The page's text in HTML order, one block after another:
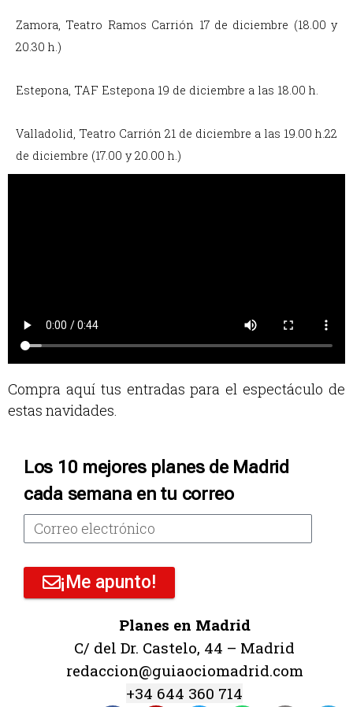
Zamora, Teatro Ramos Carrión 17 de diciembre (18.00 y
20.30 h.)
Estepona, TAF Estepona 19 de diciembre a las 18.00 h.
Valladolid, Teatro Carrión 21 de diciembre a las 19.00 h.22
de diciembre (17.00 y 20.00 h.)
Compra aquítus entradas para el espectáculo de
estas navidades.
Los 10 mejores planes de Madrid
cada semana en tu correo
¡Me apunto!
Planes en Madrid
C/ del Dr. Castelo, 44 – Madrid
redaccion@guiaociomadrid.com
+34 644 360 714